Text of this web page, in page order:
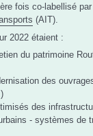
fois co-labellisé par
(AIT).
2022 étaient :
du patrimoine
des
des
- systèmes de